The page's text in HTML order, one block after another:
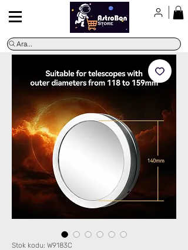
Ara...
Stok kodu: W9183C